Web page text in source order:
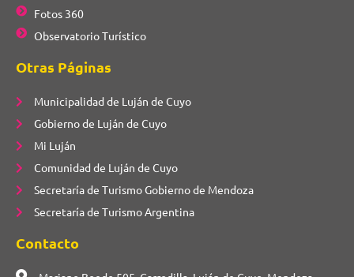
Fotos 360
Observatorio Turístico
Otras Páginas
Municipalidad de Luján de Cuyo
Gobierno de Luján de Cuyo
Mi Luján
Comunidad de Luján de Cuyo
Secretaría de Turismo Gobierno de Mendoza
Secretaría de Turismo Argentina
Contacto